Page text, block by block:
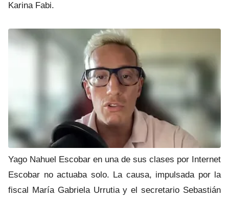
Karina Fabi.
Yago Nahuel Escobar en una de sus clases por Internet
Escobar no actuaba solo. La causa, impulsada por la
fiscal María Gabriela Urrutia y el secretario Sebastián